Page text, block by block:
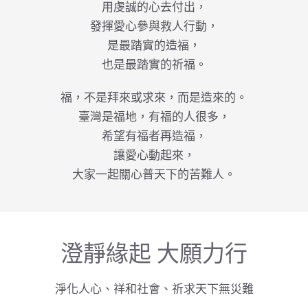
用虔誠的心去付出，
發揮愛心參與救人行動，
是最踏實的造福，
也是最踏實的祈福。
福，不是拜來或求來，而是造來的。
臺灣是福地，有福的人很多，
希望有福者再造福，
讓愛心動起來，
大家一起關心普天下的苦難人。
澄靜緣起 大願力行
淨化人心、祥和社會、祈求天下無災難